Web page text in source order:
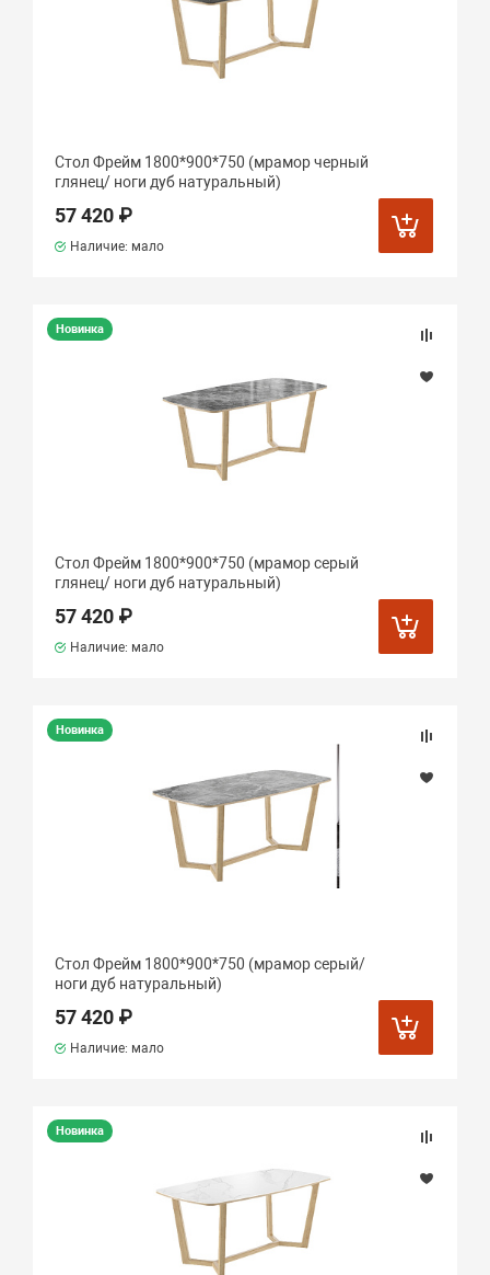
Стол Фрейм 1800*900*750 (мрамор черный
глянец/ ноги дуб натуральный)
57 420 ₽
Наличие: мало
Новинка
Стол Фрейм 1800*900*750 (мрамор серый
глянец/ ноги дуб натуральный)
57 420 ₽
Наличие: мало
Новинка
Стол Фрейм 1800*900*750 (мрамор серый/
ноги дуб натуральный)
57 420 ₽
Наличие: мало
Новинка